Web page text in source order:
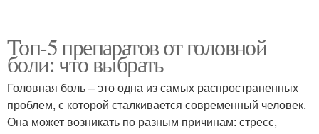
Топ-5 препаратов от головной
боли: что выбрать
Головная боль – это одна из самых распространенных
проблем, с которой сталкивается современный человек.
Она может возникать по разным причинам: стресс,